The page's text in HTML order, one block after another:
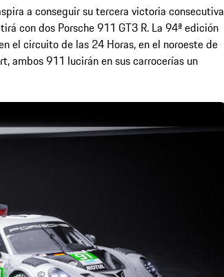
a conseguir su tercera victoria consecutiva
con dos Porsche 911 GT3 R. La 94ª edición
el circuito de las 24 Horas, en el noroeste de
ambos 911 lucirán en sus carrocerías un